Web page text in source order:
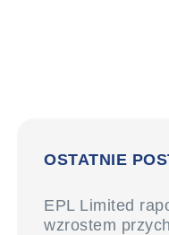
OSTATNIE
EPL Limited
wzrostem